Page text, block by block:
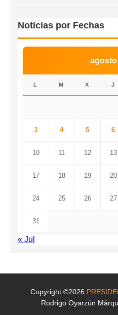
Noticias por Fechas
agosto
L M X J
3 4 5 6
10 11 12 13
17 18 19 20
24 25 26 27
31
« Jul
Copyright ©2026
Rodrigo Oyarzún